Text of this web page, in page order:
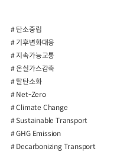
# 탄소중립
# 기후변화대응
# 지속가능교통
# 온실가스감축
# 탈탄소화
# Net-Zero
# Climate Change
# Sustainable Transport
# GHG Emission
# Decarbonizing Transport